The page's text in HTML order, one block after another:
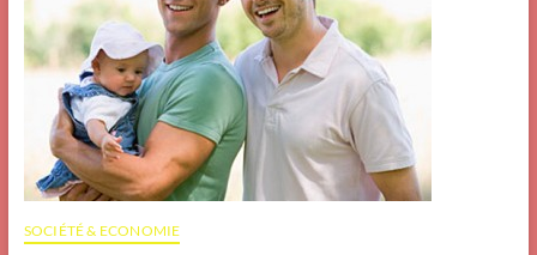
SOCIÉTÉ & ECONOMIE